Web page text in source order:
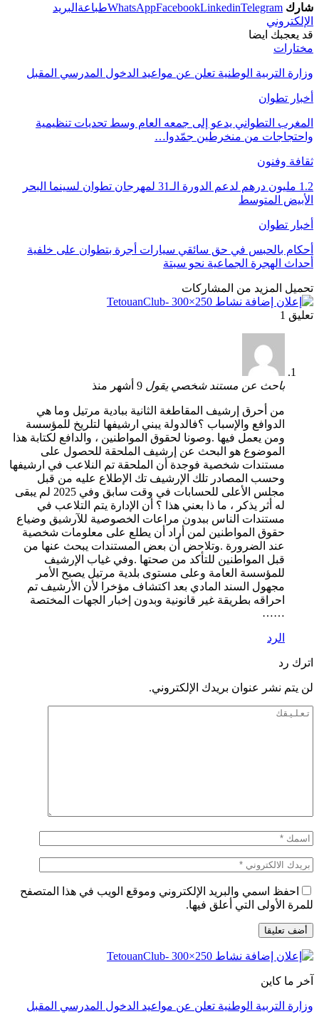
شارك WhatsAppFacebookLinkedinTelegram طباعة البريد
الإلكتروني
قد يعجبك ايضا
مختارات
وزارة التربية الوطنية تعلن عن مواعيد الدخول المدرسي المقبل
أخبار تطوان
المغرب التطواني يدعو إلى جمعه العام وسط تحديات تنظيمية
واحتجاجات من منخرطين جمّدوا…
ثقافة وفنون
1.2 مليون درهم لدعم الدورة الـ31 لمهرجان تطوان لسينما البحر
الأبيض المتوسط
أخبار تطوان
أحكام بالحبس في حق سائقي سيارات أجرة بتطوان على خلفية
أحداث الهجرة الجماعية نحو سبتة
تحميل المزيد من المشاركات
تعليق 1
باحث عن مستند شخصييقول 9 أشهر منذ
من أحرق إرشيف المقاطغة الثانية ببادية مرتيل وما هي
الدوافع والإسباب ؟فالدولة يبني ارشيفها لتلريخ للمؤسسة
ومن يعمل فيها .وصونا لحقوق المواطنين ، والدافع لكتابة هذا
الموضوع هو البحث عن إرشيف الملحقة للحصول على
مستندات شخصية فوجدة أن الملحقة تم النلاعب في ارشيفها
وحسب المصادر تلك الإرشيف تك الإطلاع عليه من قبل
مجلس الأعلى للحسابات في وقت سابق وفي 2025 لم يبقى
له أثر يذكر ، ما ذا بعني هذا ؟ أن الإدارة يتم التلاعب في
مستندات الناس ببدون مراعات الخصوصية للآرشيق وضياع
حقوق المواطنين لمن أراد أن يطلع على معلومات شخصية
عند الضرورة .وتلاحض أن بعض المستندات يبحث عنها من
قبل المواطنين للتأكد من صحتها .وفي غياب الإرشيف
للمؤسسة العامة وعلى مستوى بلدية مرتيل يصبح الأمر
مجهول السند المادي بعد اكتشاف مؤخرا لأن الأرشيف تم
احراقه بطريقة غير قانونية وبدون إخبار الجهات المختصة
……
الرد
اترك رد
لن يتم نشر عنوان بريدك الإلكتروني.
احفظ اسمي والبريد الإلكتروني وموقع الويب في هذا المتصفح
للمرة الأولى التي أعلق فيها.
آخر ما كاين
وزارة التربية الوطنية تعلن عن مواعيد الدخول المدرسي المقبل